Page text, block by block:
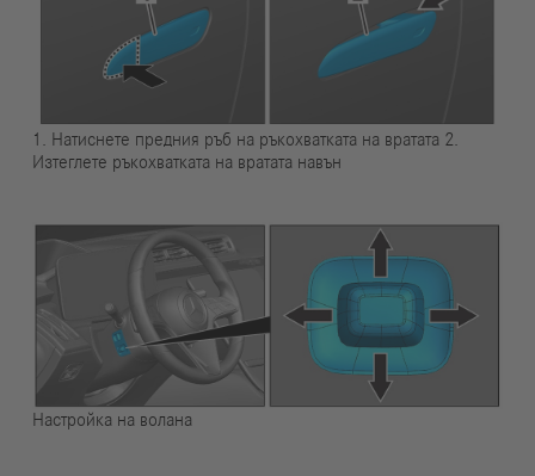
1. Натиснете предния ръб на ръкохватката на вратата 2.
Изтеглете ръкохватката на вратата навън
Настройка на волана